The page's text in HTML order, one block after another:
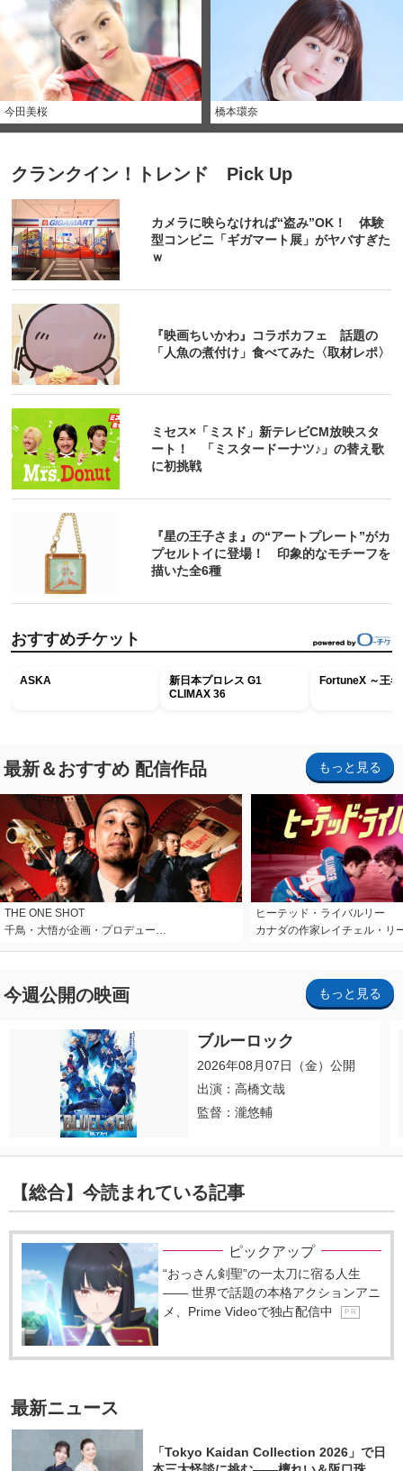
今田美桜 橋本環奈
クランクイン！トレンド Pick Up
カメラに映らなければ“盗み”OK！ 体験
型コンビニ「ギガマート展」がヤバすぎた
ｗ
『映画ちいかわ』コラボカフェ 話題の
「人魚の煮付け」食べてみた〈取材レポ〉
ミセス×「ミスド」新テレビCM放映スタ
ート！ 「ミスタードーナツ♪」の替え歌
に初挑戦
『星の王子さま』の“アートプレート”がカ
プセルトイに登場！ 印象的なモチーフを
描いた全6種
おすすめチケット
ASKA
新日本プロレス G1
CLIMAX 36
FortuneX ～王
最新＆おすすめ 配信作品 もっと見る
THE ONE SHOT
千鳥・大悟が企画・プロデュー…
ヒーテッド・ライバルリー
カナダの作家レイチェル・リ
今週公開の映画 もっと見る
ブルーロック
2026年08月07日（金）公開
出演：高橋文哉
監督：瀧悠輔
【総合】今読まれている記事
ピックアップ
“おっさん剣聖”の一太刀に宿る人生
―― 世界で話題の本格アクションアニ
メ、Prime Videoで独占配信中
P R
最新ニュース
「Tokyo Kaidan Collection 2026」で日